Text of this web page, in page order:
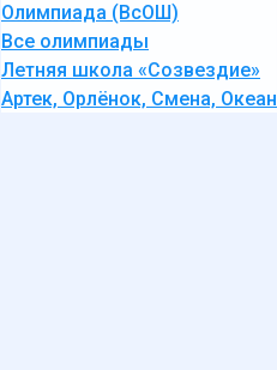
Олимпиада (ВсОШ)
Все олимпиады
Летняя школа «Созвездие»
Артек, Орлёнок, Смена, Океан